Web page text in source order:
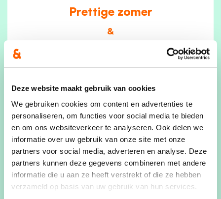
Deze website maakt gebruik van cookies
We gebruiken cookies om content en advertenties te
personaliseren, om functies voor social media te bieden
en om ons websiteverkeer te analyseren. Ook delen we
informatie over uw gebruik van onze site met onze
partners voor social media, adverteren en analyse. Deze
partners kunnen deze gegevens combineren met andere
informatie die u aan ze heeft verstrekt of die ze hebben
verzameld op basis van uw gebruik van hun services.
Prettige zomer
&
lees meer